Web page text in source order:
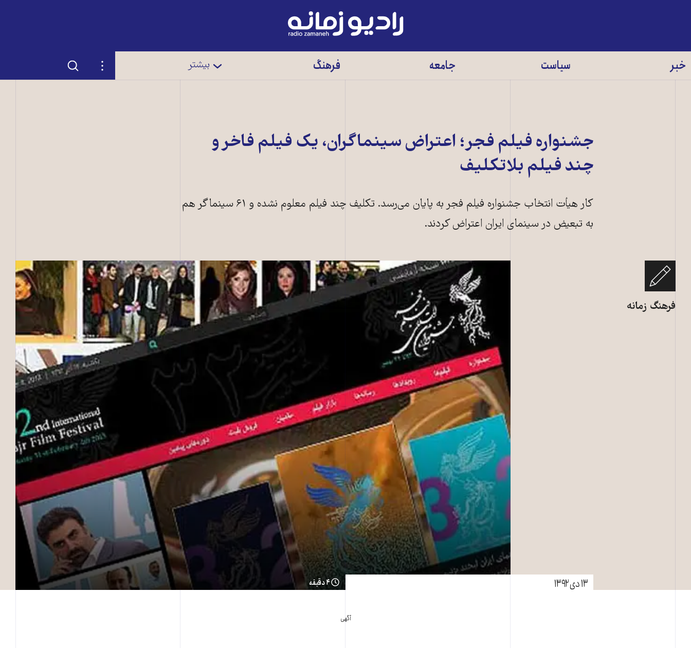
رادیو
زمانه
خبر سیاست جامعه فرهنگ بیشتر تنظیمات جستجو
جشنواره فیلم فجر؛ اعتراض سینماگران، یک فیلم فاخر و
چند فیلم بلاتکلیف
کار هیأت انتخاب جشنواره فیلم فجر به پایان می‌رسد. تکلیف چند فیلم‌ معلوم نشده و ۶۱ سینماگر هم
به تبعیض در سینمای ایران اعتراض کردند.
فرهنگ زمانه
۱۳ دی ۱۳۹۲ ۴ دقیقه
آگهی